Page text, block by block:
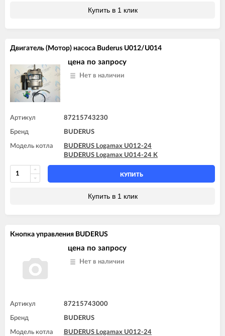
Купить в 1 клик
Двигатель (Мотор) насоса Buderus U012/U014
цена по запросу
Нет в наличии
Артикул 87215743230
Бренд BUDERUS
Модель котла
BUDERUS Logamax U012-24
BUDERUS Logamax U014-24 K
КУПИТЬ
Купить в 1 клик
Кнопка управления BUDERUS
цена по запросу
Нет в наличии
Артикул 87215743000
Бренд BUDERUS
Модель котла
BUDERUS Logamax U012-24